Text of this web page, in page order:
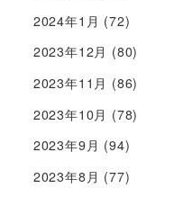
2024年1月 (72)
2023年12月 (80)
2023年11月 (86)
2023年10月 (78)
2023年9月 (94)
2023年8月 (77)